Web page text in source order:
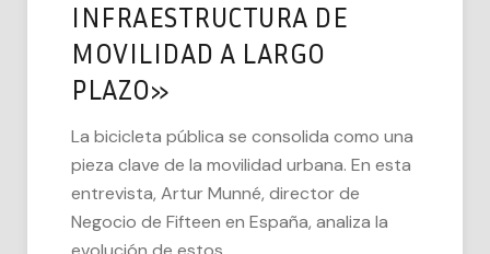
INFRAESTRUCTURA DE
MOVILIDAD A LARGO
PLAZO»
La bicicleta pública se consolida como una
pieza clave de la movilidad urbana. En esta
entrevista, Artur Munné, director de
Negocio de Fifteen en España, analiza la